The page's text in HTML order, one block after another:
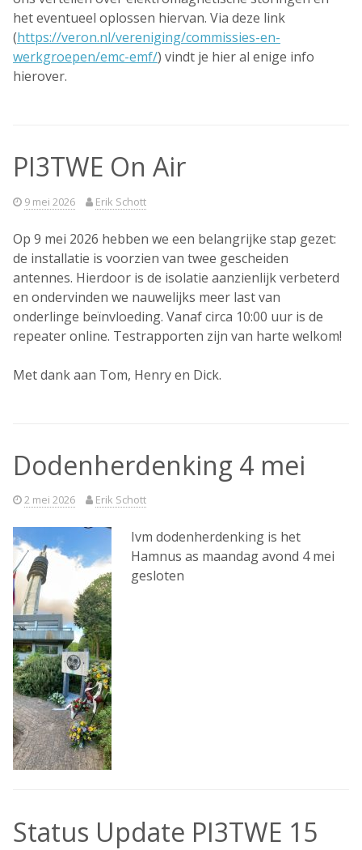
het eventueel oplossen hiervan. Via deze link
(https://veron.nl/vereniging/commissies-en-
werkgroepen/emc-emf/) vindt je hier al enige info
hierover.
PI3TWE On Air
9 mei 2026 Erik Schott
Op 9 mei 2026 hebben we een belangrijke stap gezet:
de installatie is voorzien van twee gescheiden
antennes. Hierdoor is de isolatie aanzienlijk verbeterd
en ondervinden we nauwelijks meer last van
onderlinge beïnvloeding. Vanaf circa 10:00 uur is de
repeater online. Testrapporten zijn van harte welkom!
Met dank aan Tom, Henry en Dick.
Dodenherdenking 4 mei
2 mei 2026 Erik Schott
Ivm dodenherdenking is het
Hamnus as maandag avond 4 mei
gesloten
Status Update PI3TWE 15